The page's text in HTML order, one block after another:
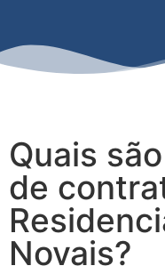
Quais
de
Novais?